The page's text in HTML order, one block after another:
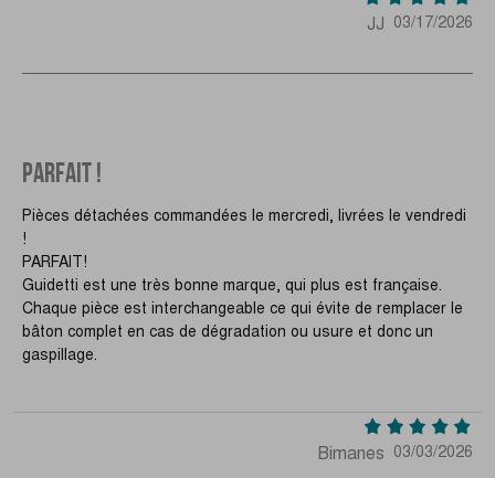
JJ 03/17/2026
PARFAIT !
Pièces détachées commandées le mercredi, livrées le vendredi
!
PARFAIT!
Guidetti est une très bonne marque, qui plus est française.
Chaque pièce est interchangeable ce qui évite de remplacer le
bâton complet en cas de dégradation ou usure et donc un
gaspillage.
Bimanes 03/03/2026